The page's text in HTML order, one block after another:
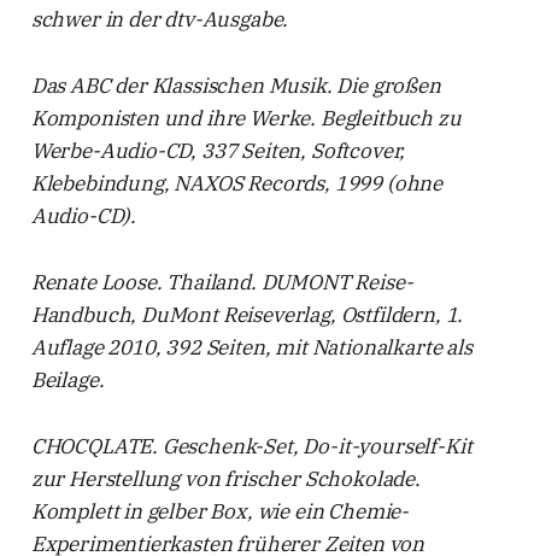
schwer in der dtv-Ausgabe.
Das ABC der Klassischen Musik. Die großen
Komponisten und ihre Werke. Begleitbuch zu
Werbe-Audio-CD, 337 Seiten, Softcover,
Klebebindung, NAXOS Records, 1999 (ohne
Audio-CD).
Renate Loose. Thailand. DUMONT Reise-
Handbuch, DuMont Reiseverlag, Ostfildern, 1.
Auflage 2010, 392 Seiten, mit Nationalkarte als
Beilage.
CHOCQLATE. Geschenk-Set, Do-it-yourself-Kit
zur Herstellung von frischer Schokolade.
Komplett in gelber Box, wie ein Chemie-
Experimentierkasten früherer Zeiten von